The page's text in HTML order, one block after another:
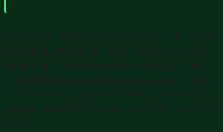
Bạn thấy rằng, khi kỳ vọng không có sự thay đổi bạn vẫn
có thể đầu tư. Nhưng biên độ nó là không lớn và bạn
không có quá nhiều lợi nhuận. Covid-19 mang tới một
cuộc khủng hoảng, sự tuyệt vọng bi quan xuất hiện. Nhờ
đó có một cơ hội mua giá rẻ. Giá từ $40 -> $90 chính là
giai đoạn đầu tư từ kỳ vọng siêu thấp trở về kỳ vọng bình
thường.